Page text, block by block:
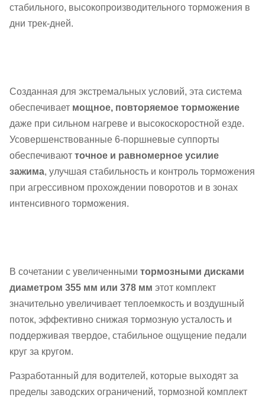
стабильного, высокопроизводительного торможения в
дни трек-дней.
Созданная для экстремальных условий, эта система
обеспечивает мощное, повторяемое торможение
даже при сильном нагреве и высокоскоростной езде.
Усовершенствованные 6-поршневые суппорты
обеспечивают точное и равномерное усилие
зажима, улучшая стабильность и контроль торможения
при агрессивном прохождении поворотов и в зонах
интенсивного торможения.
В сочетании с увеличенными тормозными дисками
диаметром 355 мм или 378 мм этот комплект
значительно увеличивает теплоемкость и воздушный
поток, эффективно снижая тормозную усталость и
поддерживая твердое, стабильное ощущение педали
круг за кругом.
Разработанный для водителей, которые выходят за
пределы заводских ограничений, тормозной комплект